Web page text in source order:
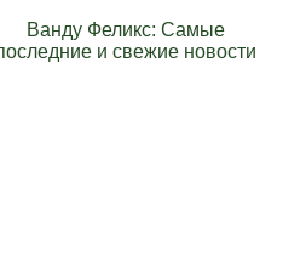
Ванду Феликс: Самые
и свежие новости